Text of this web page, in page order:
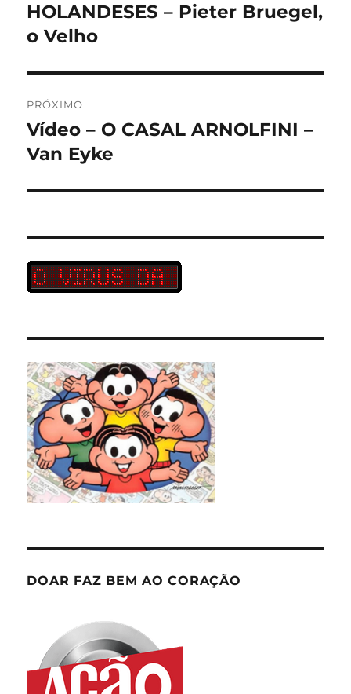
Post
anterior:
HOLANDESES – Pieter Bruegel,
o Velho
PRÓXIMO
Próximo
post:
Vídeo – O CASAL ARNOLFINI –
Van Eyke
DOAR FAZ BEM AO CORAÇÃO